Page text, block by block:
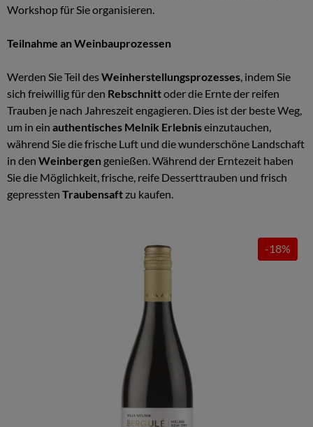
Workshop für Sie organisieren.
Teilnahme an Weinbauprozessen
Werden Sie Teil desWeinherstellungsprozesses , indem Sie
sich freiwillig für den Rebschnittoder die Ernte der reifen
Trauben je nach Jahreszeit engagieren. Dies ist der beste Weg,
um in ein authentisches Melnik Erlebniseinzutauchen,
während Sie die frische Luft und die wunderschöne Landschaft
in den Weinbergen genießen. Während der Erntezeit haben
Sie die Möglichkeit, frische, reife Desserttrauben und frisch
gepressten Traubensaftzu kaufen.
-18%